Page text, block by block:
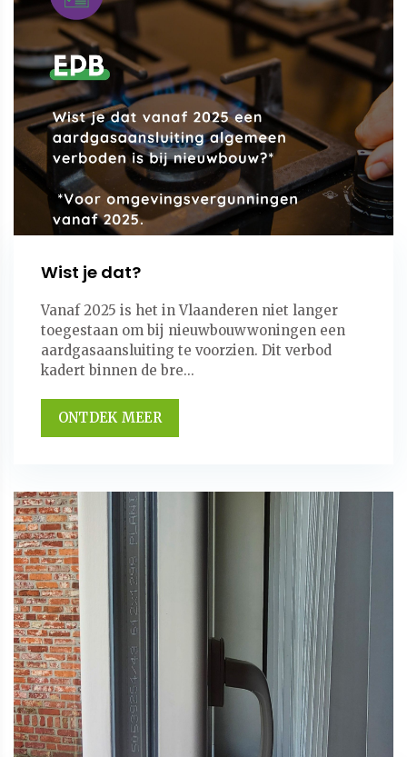
Wist je dat?
Vanaf 2025 is het in Vlaanderen niet langer
toegestaan om bij nieuwbouwwoningen een
aardgasaansluiting te voorzien. Dit verbod
kadert binnen de bre...
ONTDEK MEER